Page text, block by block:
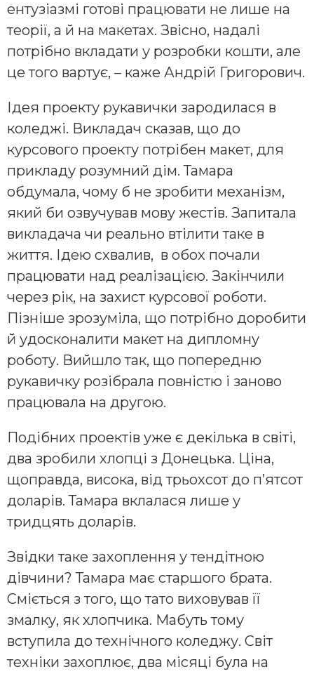
ентузіазмі готові працювати не лише на
теорії, а й на макетах. Звісно, надалі
потрібно вкладати у розробки кошти, але
це того вартує, – каже Андрій Григорович.
Ідея проекту рукавички зародилася в
коледжі. Викладач сказав, що до
курсового проекту потрібен макет, для
прикладу розумний дім. Тамара
обдумала, чому б не зробити механізм,
який би озвучував мову жестів. Запитала
викладача чи реально втілити таке в
життя. Ідею схвалив, в обох почали
працювати над реалізацією. Закінчили
через рік, на захист курсової роботи.
Пізніше зрозуміла, що потрібно доробити
й удосконалити макет на дипломну
роботу. Вийшло так, що попередню
рукавичку розібрала повністю і заново
працювала на другою.
Подібних проектів уже є декілька в світі,
два зробили хлопці з Донецька. Ціна,
щоправда, висока, від трьохсот до п’ятсот
доларів. Тамара вклалася лише у
тридцять доларів.
Звідки таке захоплення у тендітною
дівчини? Тамара має старшого брата.
Сміється з того, що тато виховував її
змалку, як хлопчика. Мабуть тому
вступила до технічного коледжу. Світ
техніки захоплює, два місяці була на